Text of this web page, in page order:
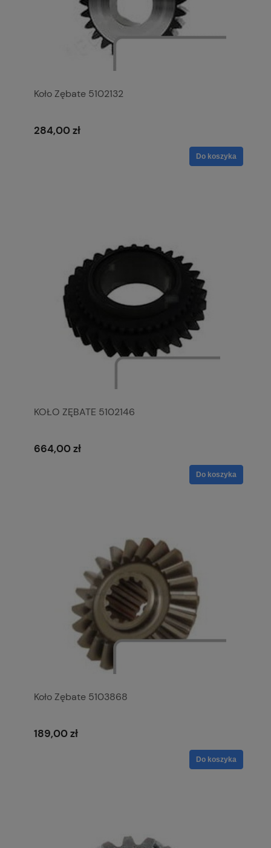
Koło Zębate 5102132
284,00 zł
Do koszyka
KOŁO ZĘBATE 5102146
664,00 zł
Do koszyka
Koło Zębate 5103868
189,00 zł
Do koszyka